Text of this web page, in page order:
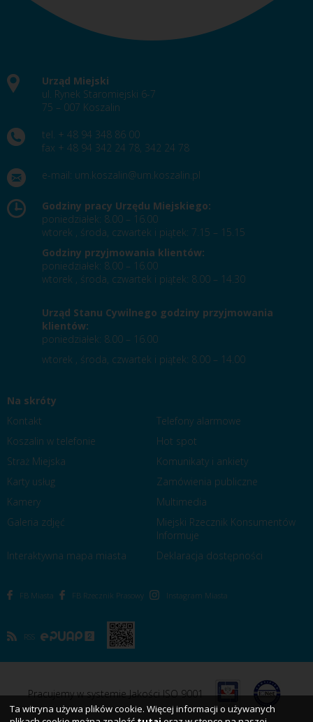
Urząd Miejski
ul. Rynek Staromiejski 6-7
75 – 007 Koszalin
tel. + 48 94 348 86 00
fax + 48 94 342 24 78, 342 24 78
e-mail: um.koszalin@um.koszalin.pl
Godziny pracy Urzędu Miejskiego:
poniedziałek: 8.00 – 16.00
wtorek , środa, czwartek i piątek: 7.15 – 15.15
Godziny przyjmowania klientów:
poniedziałek: 8.00 – 16.00
wtorek , środa, czwartek i piątek: 8.00 – 14.30
Urząd Stanu Cywilnego godziny przyjmowania
klientów:
poniedziałek: 8.00 – 16.00
wtorek , środa, czwartek i piątek: 8.00 – 14.00
Na skróty
Kontakt
Telefony alarmowe
Koszalin w telefonie
Hot spot
Straż Miejska
Komunikaty i ankiety
Karty usług
Zamówienia publiczne
Kamery
Multimedia
Galeria zdjęć
Miejski Rzecznik Konsumentów
Informuje
Interaktywna mapa miasta
Deklaracja dostępności
FB Miasta FB Rzecznik Prasowy Instagram Miasta
RSS
Pracujemy w systemie Jakości ISO 9001
Ta witryna używa plików cookie. Więcej informacji o używanych